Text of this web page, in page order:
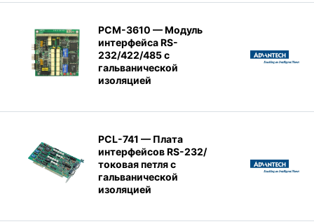
PCM-3610 — Модуль
интерфейса RS-
232/422/485 с
гальванической
изоляцией
PCL-741 — Плата
интерфейсов RS-232/
токовая петля с
гальванической
изоляцией